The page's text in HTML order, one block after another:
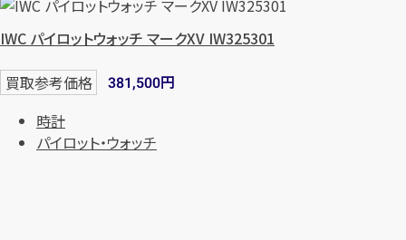
最短 1 分！
します
IWC パイロットウォッチ マークXV IW325301
買取参考価格 381,500円
時計
パイロット・ウォッチ